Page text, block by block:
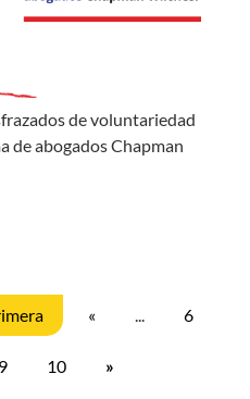
de voluntariedad
de abogados Chapman
« ... 6
9 10 »